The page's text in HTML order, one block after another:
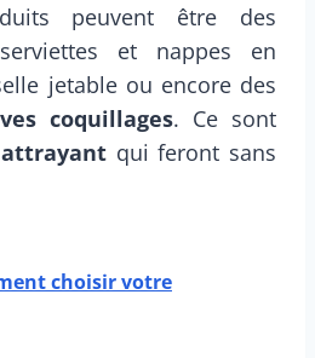
peuvent être des
et nappes en
jetable ou encore des
coquillages. Ce sont
qui feront sans
choisir votre